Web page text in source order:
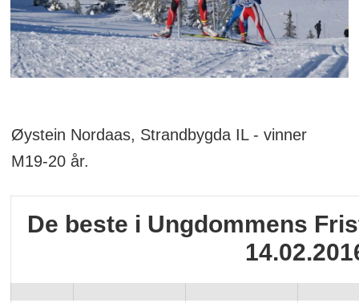
Øystein Nordaas, Strandbygda IL - vinner
M19-20 år.
De beste i Ungdommens